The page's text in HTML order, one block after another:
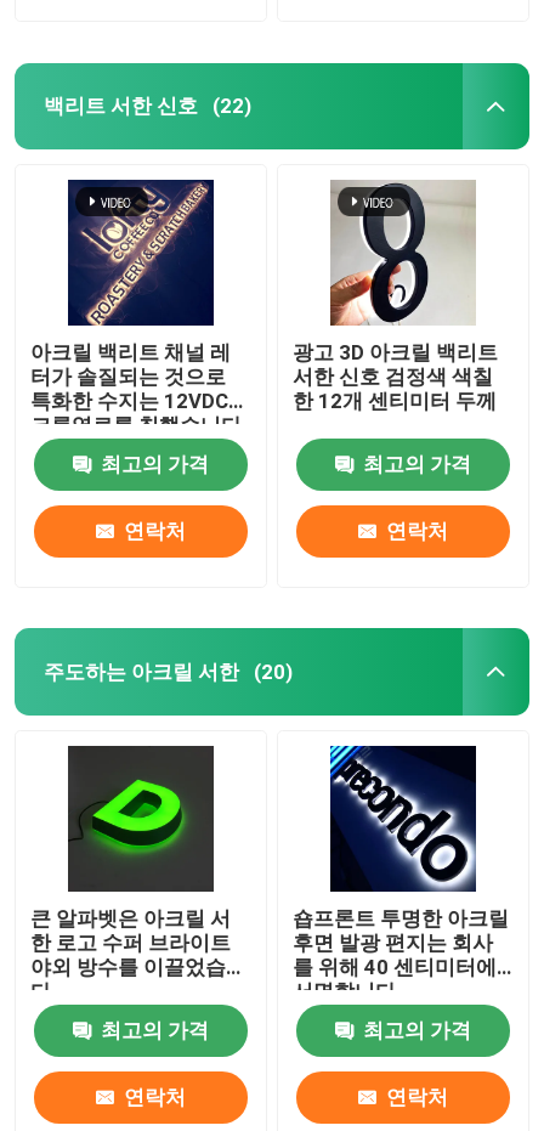
백리트 서한 신호 (22)
아크릴 백리트 채널 레
터가 솔질되는 것으로
특화한 수지는 12VDC에
크롬염료를 칠했습니다
최고의 가격
연락처
광고 3D 아크릴 백리트
서한 신호 검정색 색칠
한 12개 센티미터 두께
최고의 가격
연락처
주도하는 아크릴 서한 (20)
큰 알파벳은 아크릴 서
한 로고 수퍼 브라이트
야외 방수를 이끌었습니
다
최고의 가격
연락처
숍프론트 투명한 아크릴
후면 발광 편지는 회사
를 위해 40 센티미터에
서명합니다
최고의 가격
연락처